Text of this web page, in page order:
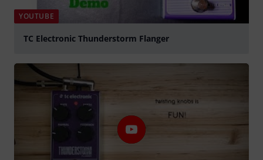
YOUTUBE
TC Electronic Thunderstorm Flanger